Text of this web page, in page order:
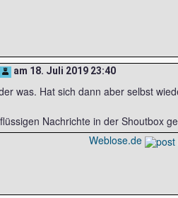
am 18. Juli 2019 23:40
was. Hat sich dann aber selbst
Nachrichte in der Shoutbox
Weblose.de